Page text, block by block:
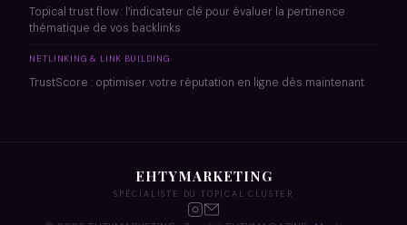
Topical trust flow : l’indicateur clé pour évaluer la pertinence
thématique de vos backlinks
NETLINKING & LINK BUILDING
TrustScore : optimiser votre réputation en ligne dès maintenant
EHTYMARKETING
SPÉCIALISTE DU TOPICAL CLUSTER